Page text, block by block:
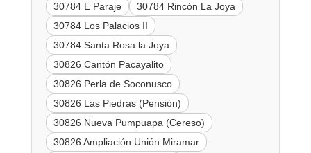
30784 E Paraje
30784 Rincón La Joya
30784 Los Palacios II
30784 Santa Rosa la Joya
30826 Cantón Pacayalito
30826 Perla de Soconusco
30826 Las Piedras (Pensión)
30826 Nueva Pumpuapa (Cereso)
30826 Ampliación Unión Miramar